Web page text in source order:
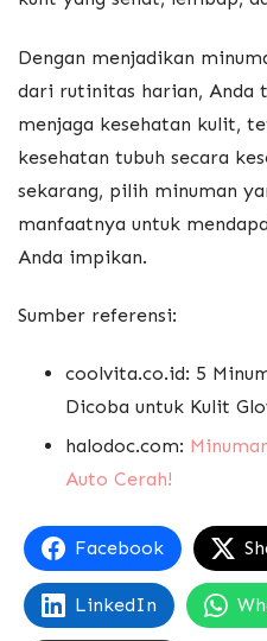
Dengan menjadikan
dari rutinitas harian, Anda
menjaga kesehatan kulit,
kesehatan tubuh secara
sekarang, pilih minuman
manfaatnya untuk
Anda impikan.
Sumber referensi:
coolvita.co.id: 5
Dicoba untuk Kulit
halodoc.com:
Auto Cerah!
Facebook
LinkedIn